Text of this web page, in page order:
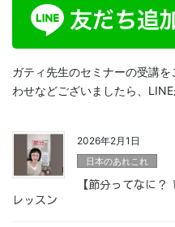
ガティ先生のセミナーの受講
わせなどございましたら、
2026年2月1日
日本のあれこれ
【節分ってなに
レッスン